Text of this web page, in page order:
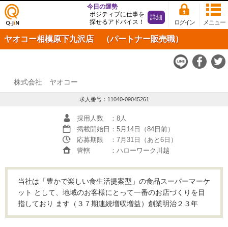
仕事
探し
の求
Q-JiN
メニュー
ログイン
今日の運勢
ポジティブに仕事を
探せるアドバイス！
詳細
ヤオコー相模原下九沢店 （パートナー販売職）
株式会社 ヤオコー
求人番号：11040-09045261
採用人数
：8人
掲載開始日 ：5月14日（84日前）
応募期限
：7月31日（あと6日）
管轄
：ハローワーク川越
当社は「豊かで楽しい食生活提案型」の食品スーパーマーケ
ット として、地域のお客様にとって一番のお店づくりを目
指しており ます（３７期連続増収増益）創業明治２３年